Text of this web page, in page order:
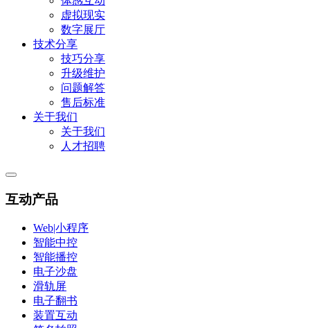
虚拟现实
数字展厅
技术分享
技巧分享
升级维护
问题解答
售后标准
关于我们
关于我们
人才招聘
互动产品
Web|小程序
智能中控
智能播控
电子沙盘
滑轨屏
电子翻书
装置互动